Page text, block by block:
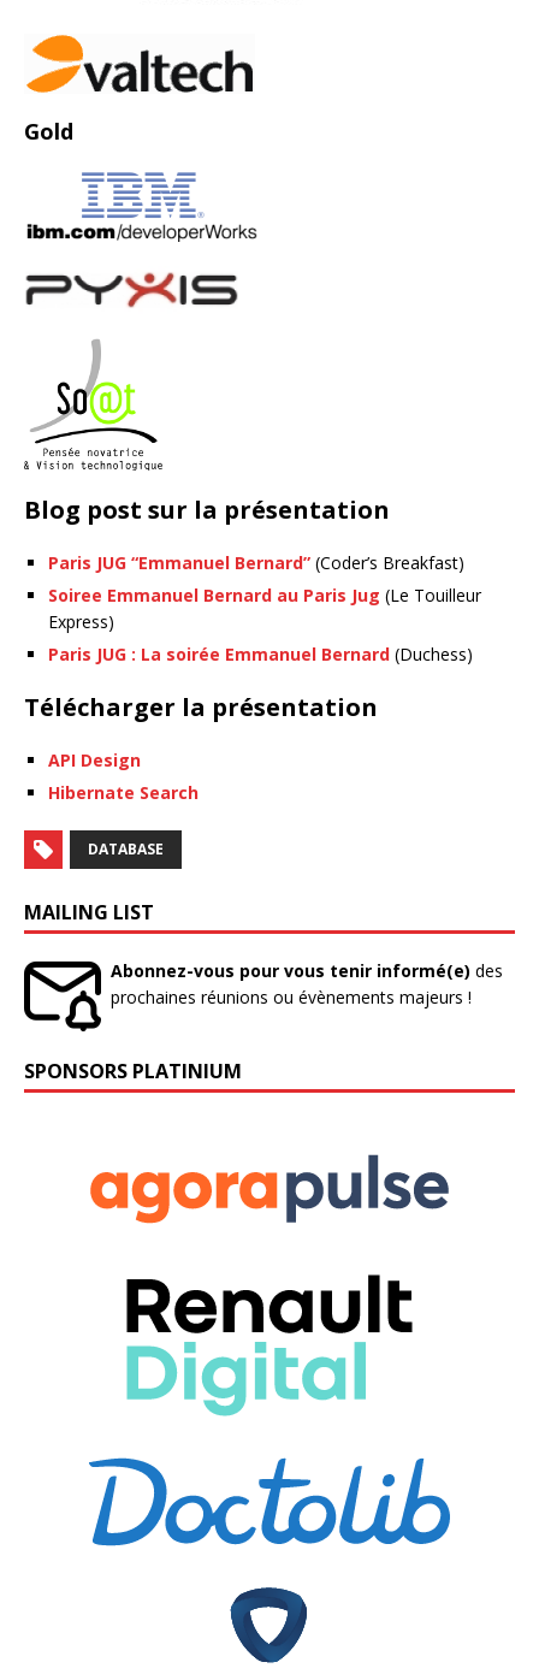
Gold
Blog post sur la présentation
Paris JUG “Emmanuel Bernard” (Coder’s Breakfast)
Soiree Emmanuel Bernard au Paris Jug (Le Touilleur
Express)
Paris JUG : La soirée Emmanuel Bernard (Duchess)
Télécharger la présentation
API Design
Hibernate Search
DATABASE
MAILING LIST
Abonnez-vous pour vous tenir informé(e) des
prochaines réunions ou évènements majeurs !
SPONSORS PLATINIUM